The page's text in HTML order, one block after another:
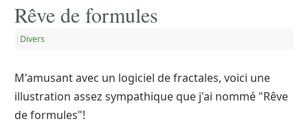
Rêve de formules
| Divers
M'amusant avec un logiciel de fractales, voici une
illustration assez sympathique que j'ai nommé "Rêve
de formules"!